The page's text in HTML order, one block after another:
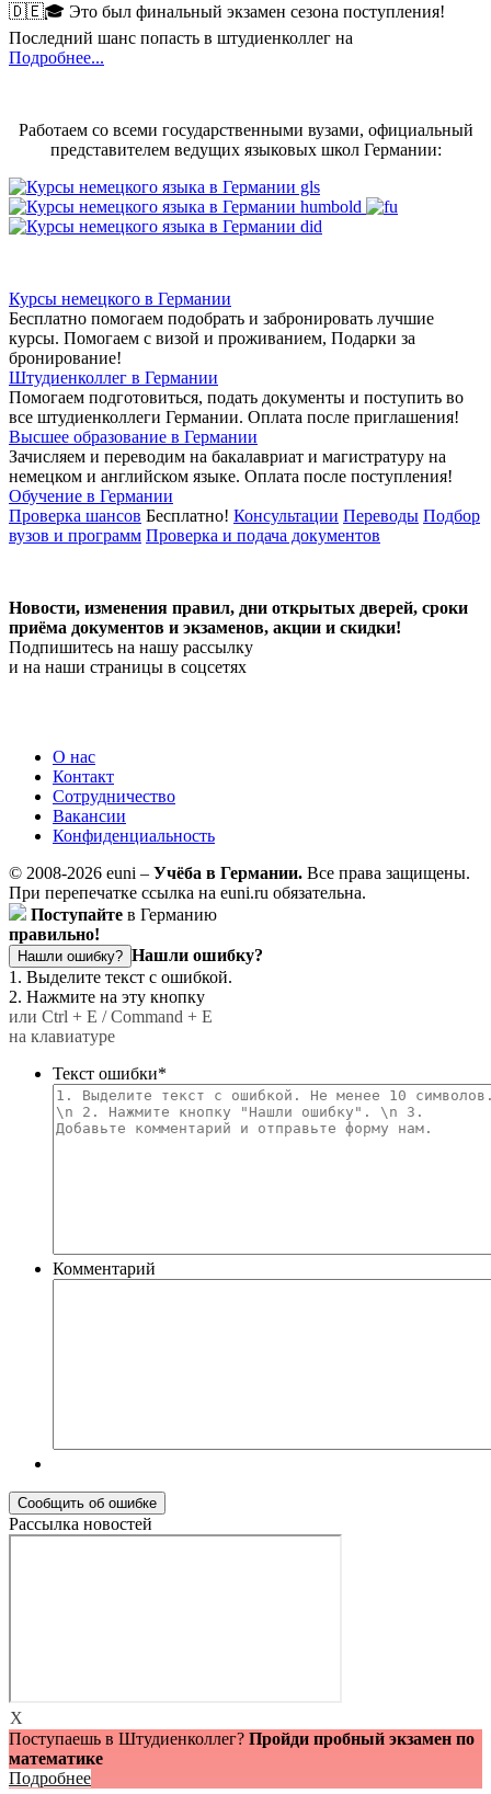
🇩🇪🎓 Это был финальный экзамен сезона поступления!
Последний шанс попасть в штудиенколлег на
Подробнее...
Работаем со всеми государственными вузами, официальный
представителем ведущих языковых школ Германии:
Курсы немецкого в Германии
Бесплатно помогаем подобрать и забронировать лучшие
курсы. Помогаем с визой и проживанием, Подарки за
бронирование!
Штудиенколлег в Германии
Помогаем подготовиться, подать документы и поступить во
все штудиенколлеги Германии. Оплата после приглашения!
Высшее образование в Германии
Зачисляем и переводим на бакалавриат и магистратуру на
немецком и английском языке. Оплата после поступления!
Обучение в Германии
Проверка шансов Бесплатно! Консультации Переводы Подбор
вузов и программ Проверка и подача документов
Новости, изменения правил, дни открытых дверей, сроки
приёма документов и экзаменов, акции и скидки!
Подпишитесь на нашу рассылку
и на наши страницы в соцсетях
О нас
Контакт
Сотрудничество
Вакансии
Конфиденциальность
© 2008-2026 euni – Учёба в Германии. Все права защищены.
При перепечатке ссылка на euni.ru обязательна.
Поступайте в Германию
правильно!
Нашли ошибку? Нашли ошибку?
1. Выделите текст с ошибкой.
2. Нажмите на эту кнопку
или Ctrl + E / Command + E
на клавиатуре
Текст ошибки*
Комментарий
Рассылка новостей
X
Поступаешь в Штудиенколлег? Пройди пробный экзамен по
математике
Подробнее